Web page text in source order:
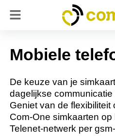
naar
Mobiele
De keuze van je
dagelijkse
Geniet van de flexibiliteit
Com-One simkaarten
Telenet-netwerk per